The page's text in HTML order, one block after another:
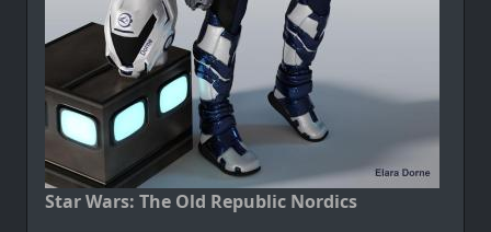
Star Wars: The Old Republic Nordics